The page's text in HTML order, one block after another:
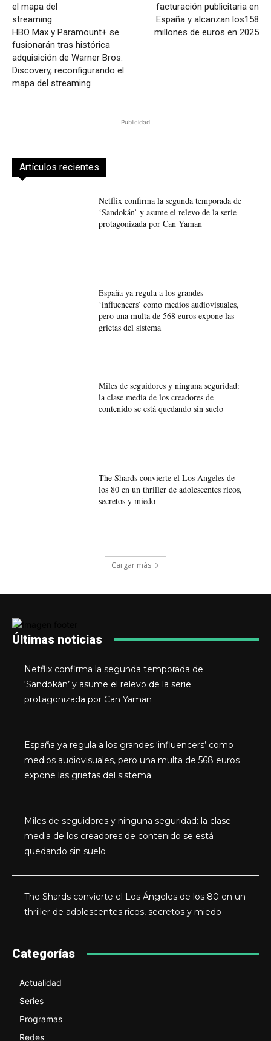
HBO Max y Paramount+ se
fusionarán tras histórica
adquisición de Warner Bros.
Discovery, reconfigurando el
mapa del streaming
facturación publicitaria en
España y alcanzan los158
millones de euros en 2025
Publicidad
Artículos recientes
Netflix confirma la segunda temporada de
‘Sandokán’ y asume el relevo de la serie
protagonizada por Can Yaman
España ya regula a los grandes
‘influencers’ como medios audiovisuales,
pero una multa de 568 euros expone las
grietas del sistema
Miles de seguidores y ninguna seguridad:
la clase media de los creadores de
contenido se está quedando sin suelo
The Shards convierte el Los Ángeles de
los 80 en un thriller de adolescentes ricos,
secretos y miedo
Cargar más
Últimas noticias
Netflix confirma la segunda temporada de
‘Sandokán’ y asume el relevo de la serie
protagonizada por Can Yaman
España ya regula a los grandes ‘influencers’ como
medios audiovisuales, pero una multa de 568 euros
expone las grietas del sistema
Miles de seguidores y ninguna seguridad: la clase
media de los creadores de contenido se está
quedando sin suelo
The Shards convierte el Los Ángeles de los 80 en un
thriller de adolescentes ricos, secretos y miedo
Categorías
Actualidad
Series
Programas
Redes